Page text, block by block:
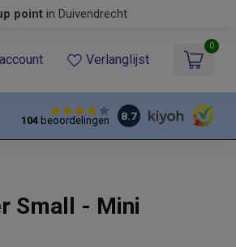
pointin Duivendrecht
Verlanglijst
0
104beoordelingen 8.7
Small - Mini